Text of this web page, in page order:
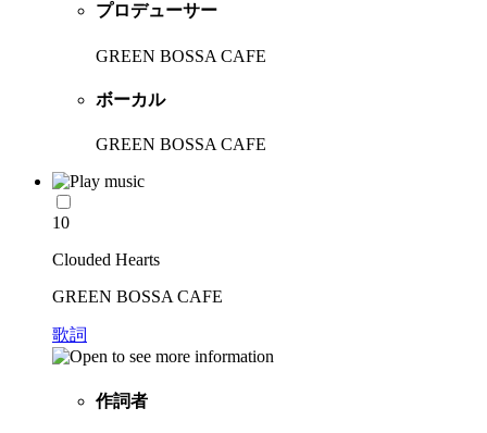
プロデューサー
GREEN BOSSA CAFE
ボーカル
GREEN BOSSA CAFE
10
Clouded Hearts
GREEN BOSSA CAFE
歌詞
作詞者